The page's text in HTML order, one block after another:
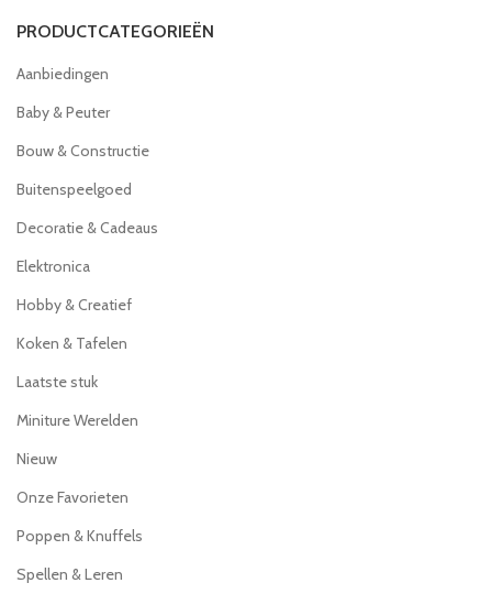
PRODUCTCATEGORIEËN
Aanbiedingen
Baby & Peuter
Bouw & Constructie
Buitenspeelgoed
Decoratie & Cadeaus
Elektronica
Hobby & Creatief
Koken & Tafelen
Laatste stuk
Miniture Werelden
Nieuw
Onze Favorieten
Poppen & Knuffels
Spellen & Leren